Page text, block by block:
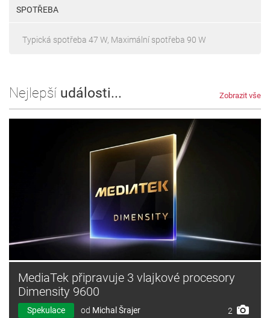
SPOTŘEBA
Typická spotřeba 47 W, Maximální spotřeba 90 W
Nejlepší události... Zobrazit vše
MediaTek připravuje 3 vlajkové procesory
Dimensity 9600
Spekulace od Michal Šrajer 2